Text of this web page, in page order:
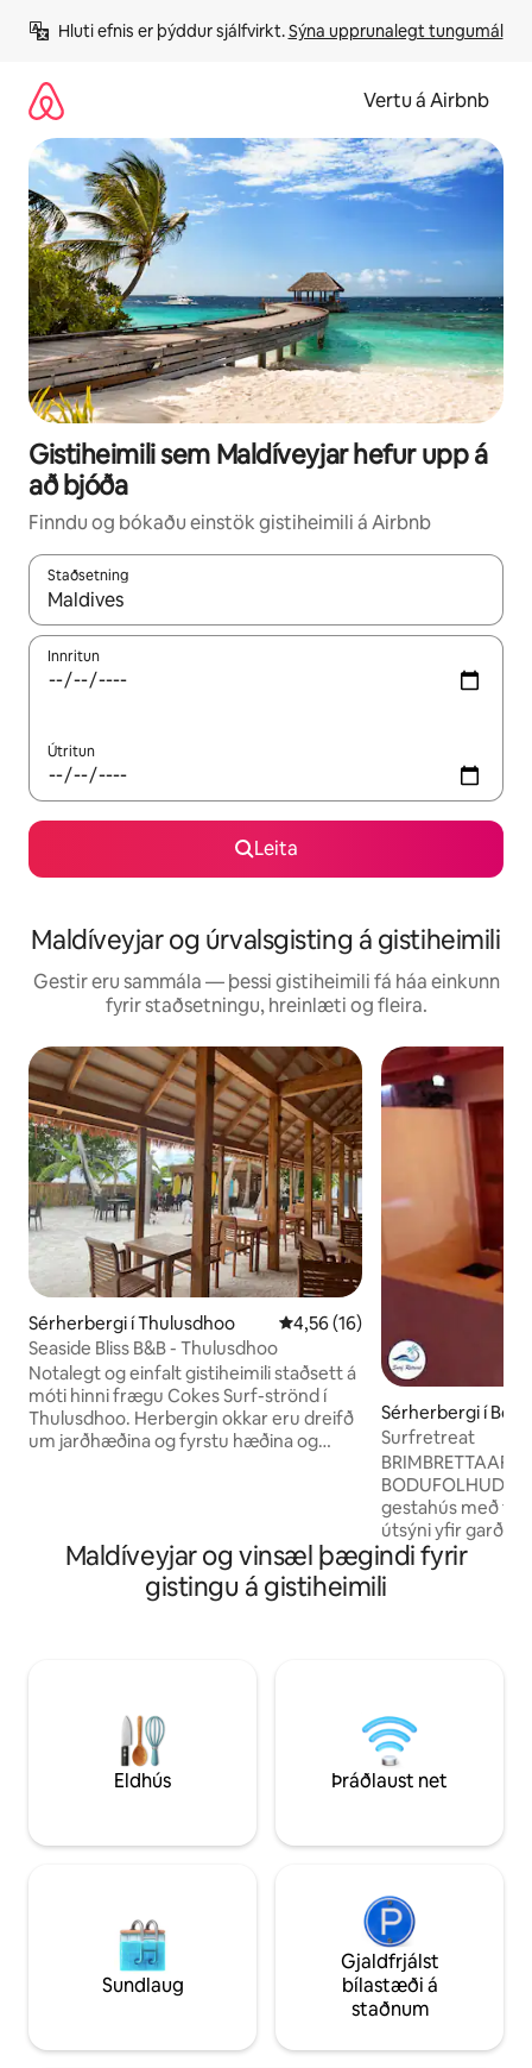
beint
Hluti efnis er þýddur sjálfvirkt. Sýna upprunalegt tungumál
Vertu á Airbnb
Gistiheimili sem Maldíveyjar hefur upp á
að bjóða
Finndu og bókaðu einstök gistiheimili á Airbnb
Staðsetning
Þegar niðurstöður liggja fyrir skaltu nota upp og niður
Innritun
Útritun
Leita
Maldíveyjar og úrvalsgisting á gistiheimili
Gestir eru sammála — þessi gistiheimili fá háa einkunn
fyrir staðsetningu, hreinlæti og fleira.
Sérherbergi í Thulusdhoo 4,56 af 5 í meðaleinkunn, 16
4,56 (16)
Seaside Bliss B&B - Thulusdhoo
Notalegt og einfalt gistiheimili staðsett á
móti hinni frægu Cokes Surf-strönd í
Thulusdhoo. Herbergin okkar eru dreifð
um jarðhæðina og fyrstu hæðina og
henta fullkomlega til afslöppunar eftir
brimbrettakappi, iðkar jóga, í ódýrri
Sérherbergi í
Surfretreat
gestahús með
útsýni yfir
herbergjum í
er
Herbergin
með mantas
Sandbank Picnic island Barbecue Kerti
Maldíveyjar og vinsæl þægindi fyrir
gistingu á gistiheimili
Eldhús Þráðlaust net
Sundlaug
Gjaldfrjálst
bílastæði á
staðnum